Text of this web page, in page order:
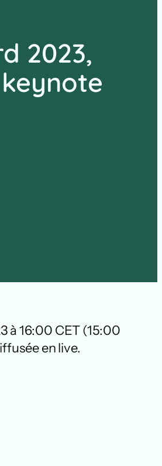
2023,
à 16:00 CET (15:00
en live.